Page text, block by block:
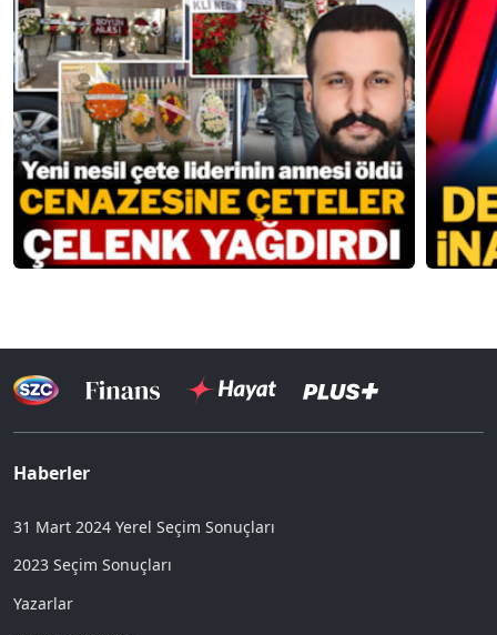
Haberler
31 Mart 2024 Yerel Seçim Sonuçları
2023 Seçim Sonuçları
Yazarlar